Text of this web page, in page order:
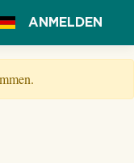
ANMELDEN